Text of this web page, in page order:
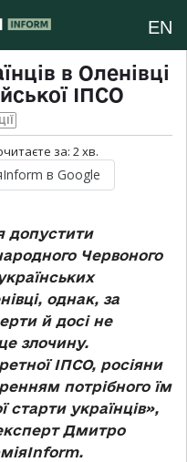
EN
в Оленівці
ІПСО
за: 2хв.
в Google
допустити
Червоного
однак, за
й досі не
злочину.
ІПСО, росіяни
потрібного їм
старти українців»,
Дмитро